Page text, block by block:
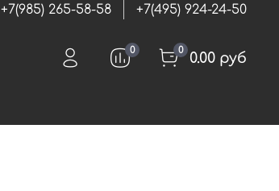
+7(985) 265-58-58 +7(495) 924-24-50
0 0 0.00 руб